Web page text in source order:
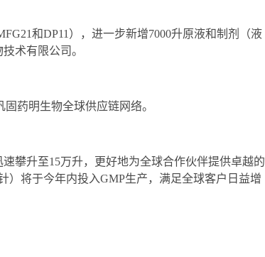
和DP11），进一步新增7000升原液和制剂（液
技术有限公司。
药明生物全球供应链网络。
攀升至15万升，更好地为全球合作伙伴提供卓越的
）将于今年内投入GMP生产，满足全球客户日益增